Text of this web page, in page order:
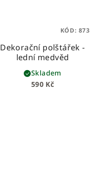
Dekorační polštářek -
lední medvěd
590 Kč
Skladem
KÓD: 873